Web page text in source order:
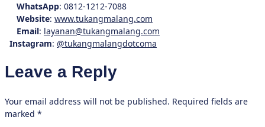
WhatsApp: 0812-1212-7088
Website: www.tukangmalang.com
Email: layanan@tukangmalang.com
Instagram: @tukangmalangdotcoma
Leave a Reply
Your email address will not be published. Required fields are
marked *